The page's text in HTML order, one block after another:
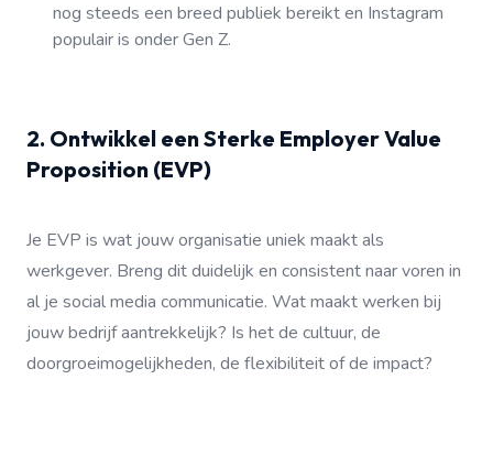
nog steeds een breed publiek bereikt en Instagram
populair is onder Gen Z.
2. Ontwikkel een Sterke Employer Value
Proposition (EVP)
Je EVP is wat jouw organisatie uniek maakt als
werkgever. Breng dit duidelijk en consistent naar voren in
al je social media communicatie. Wat maakt werken bij
jouw bedrijf aantrekkelijk? Is het de cultuur, de
doorgroeimogelijkheden, de flexibiliteit of de impact?